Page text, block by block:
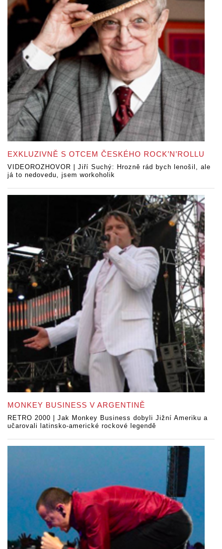
EXKLUZIVNĚ S OTCEM ČESKÉHO ROCK’N’ROLLU
VIDEOROZHOVOR | Jiří Suchý: Hrozně rád bych lenošil, ale
já to nedovedu, jsem workoholik
MONKEY BUSINESS V ARGENTINĚ
RETRO 2000 | Jak Monkey Business dobyli Jižní Ameriku a
učarovali latinsko-americké rockové legendě